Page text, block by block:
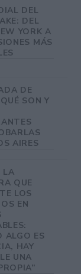
DEL
DEL
YORK A
MÁS
DE
SON Y
AIRES
LA
QUE
LOS
EN
ALGO ES
HAY
UNA